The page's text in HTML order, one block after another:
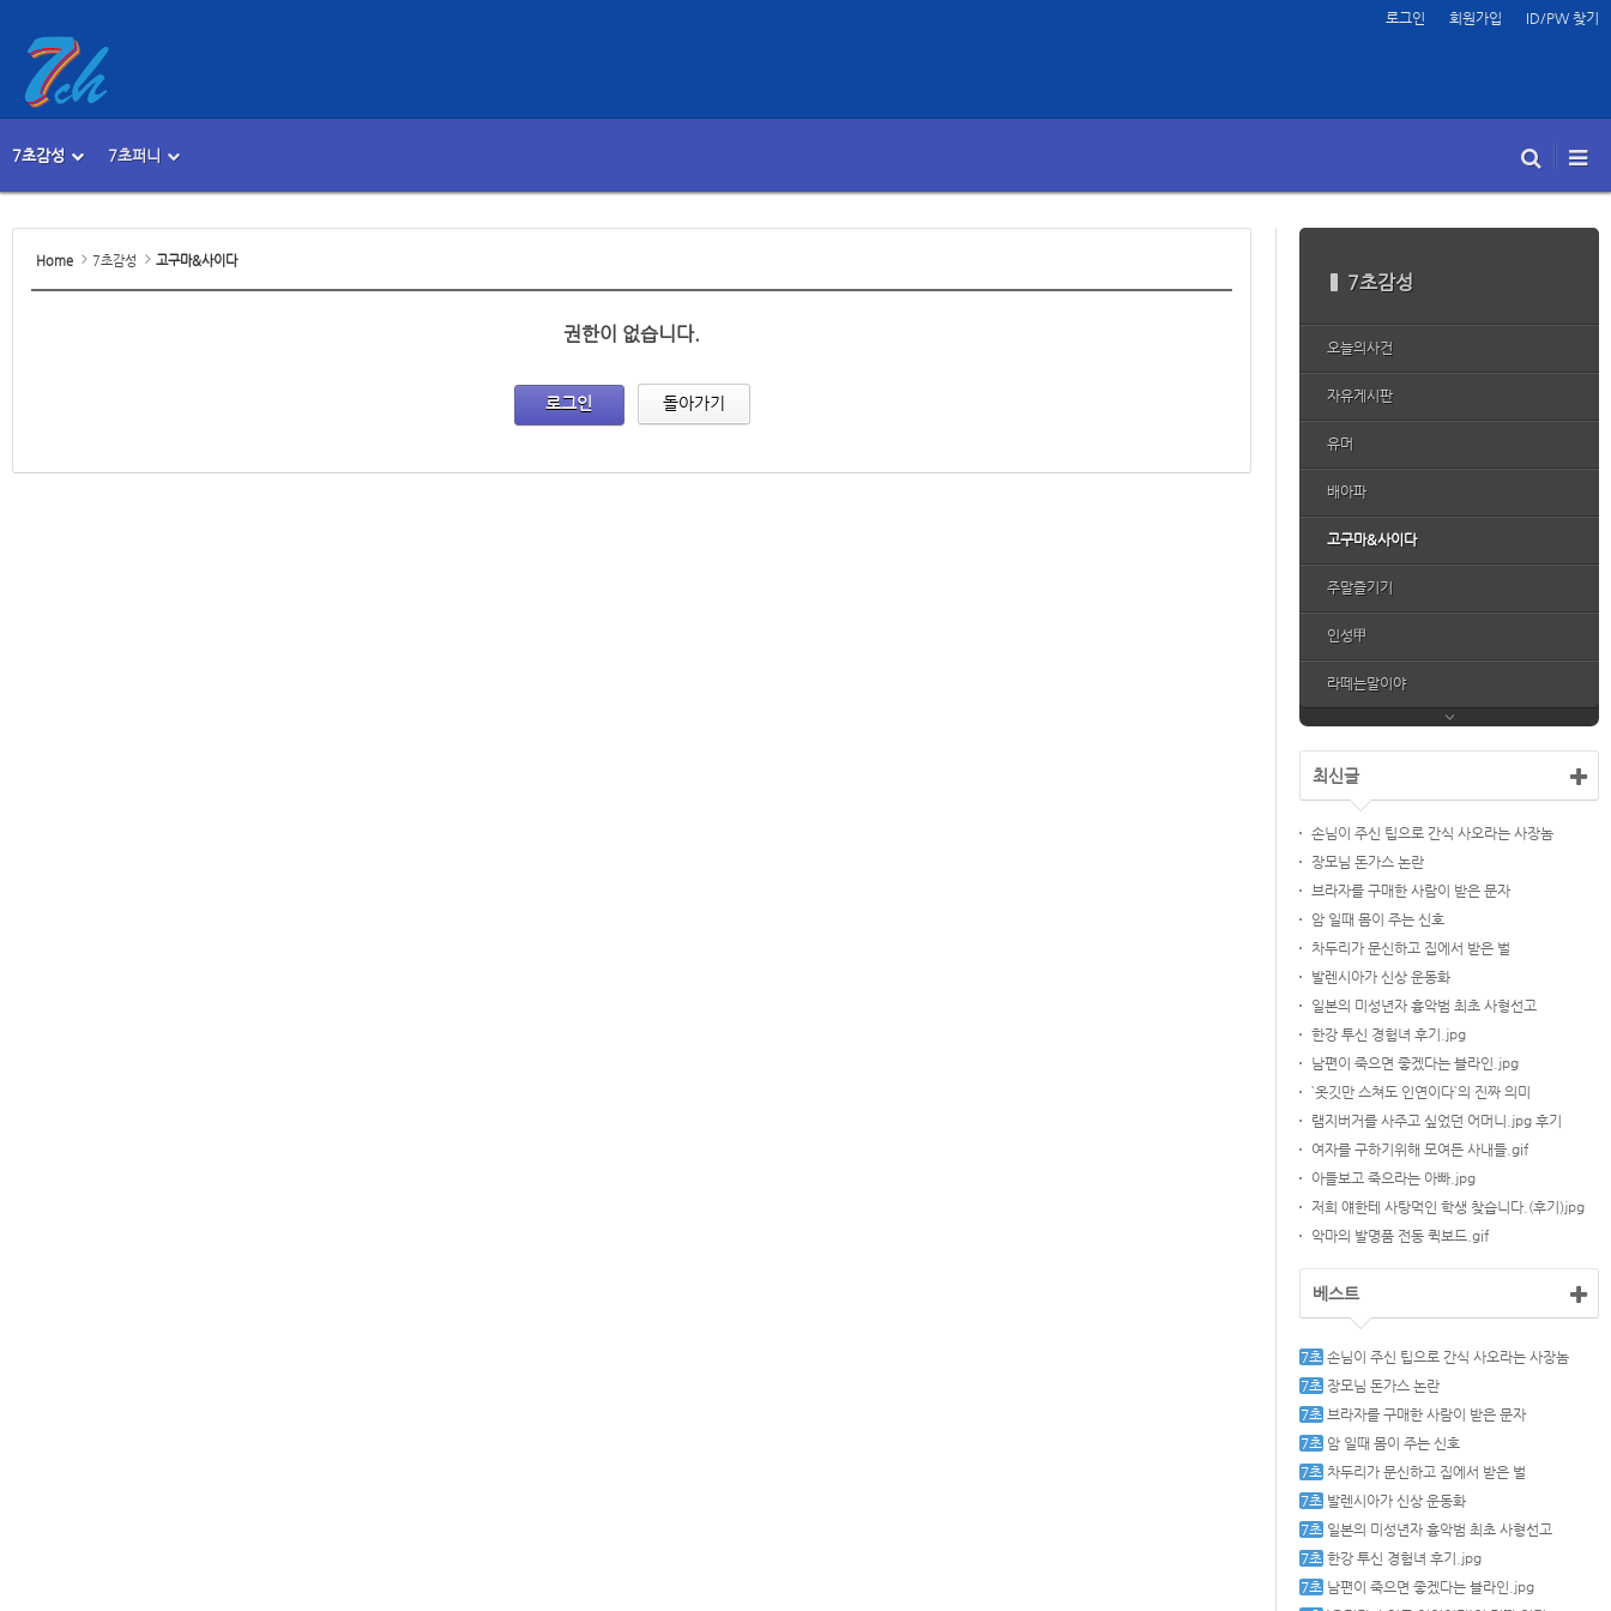
메뉴 건너뛰기
로그인 회원가입 ID/PW 찾기
7초감성 7초퍼니
본문시작
7초감성
오늘의사건
자유게시판
유머
배아파
고구마&사이다
주말즐기기
인성甲
라떼는말이야
최신글
손님이 주신 팁으로 간식 사오라는 사장놈
장모님 돈가스 논란
브라자를 구매한 사람이 받은 문자
암 일때 몸이 주는 신호
차두리가 문신하고 집에서 받은 벌
발렌시아가 신상 운동화
일본의 미성년자 흉악범 최초 사형선고
한강 투신 경험녀 후기.jpg
남편이 죽으면 좋겠다는 블라인.jpg
`옷깃만 스쳐도 인연이다`의 진짜 의미
램지버거를 사주고 싶었던 어머니.jpg 후기
여자를 구하기위해 모여든 사내들.gif
아들보고 죽으라는 아빠.jpg
저희 얘한테 사탕먹인 학생 찾습니다.(후기)jpg
악마의 발명품 전동 퀵보드.gif
베스트
손님이 주신 팁으로 간식 사오라는 사장놈
장모님 돈가스 논란
브라자를 구매한 사람이 받은 문자
암 일때 몸이 주는 신호
차두리가 문신하고 집에서 받은 벌
발렌시아가 신상 운동화
일본의 미성년자 흉악범 최초 사형선고
한강 투신 경험녀 후기.jpg
남편이 죽으면 좋겠다는 블라인.jpg
Home 7초감성 고구마&사이다
권한이 없습니다.
로그인 돌아가기